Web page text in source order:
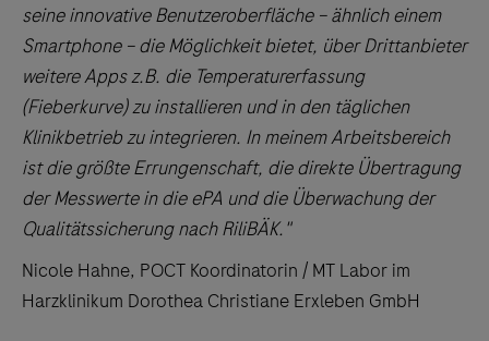
seine innovative Benutzeroberfläche – ähnlich einem
Smartphone – die Möglichkeit bietet, über Drittanbieter
weitere Apps z.B. die Temperaturerfassung
(Fieberkurve) zu installieren und in den täglichen
Klinikbetrieb zu integrieren. In meinem Arbeitsbereich
ist die größte Errungenschaft, die direkte Übertragung
der Messwerte in die ePA und die Überwachung der
Qualitätssicherung nach RiliBÄK."
Nicole Hahne, POCT Koordinatorin / MT Labor im
Harzklinikum Dorothea Christiane Erxleben GmbH